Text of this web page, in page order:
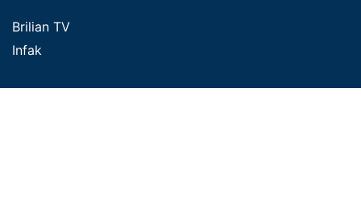
Brilian TV
Infak